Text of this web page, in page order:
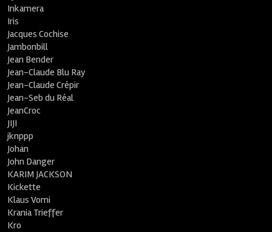
Inkamera
Iris
Jacques Cochise
Jambonbill
Jean Bender
Jean-Claude Blu Ray
Jean-Claude Crépir
Jean-Seb du Réal
JeanCroc
JIJI
jknppp
Johan
John Danger
KARIM JACKSON
Kickette
Klaus Vomi
Krania Trieffer
Kro